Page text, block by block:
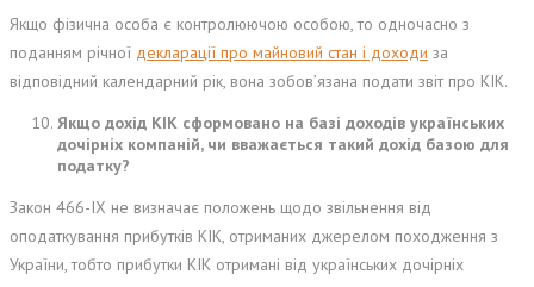
Якщо фізична особа є контролюючою особою, то одночасно з
поданням річної декларації про майновий стан і доходи за
відповідний календарний рік, вона зобов’язана подати звіт про КІК.
Якщо дохід КІК сформовано на базі доходів українських
дочірніх компаній, чи вважається такий дохід базою для
податку?
Закон 466-ІХ не визначає положень щодо звільнення від
оподаткування прибутків КІК, отриманих джерелом походження з
України, тобто прибутки КІК отримані від українських дочірніх